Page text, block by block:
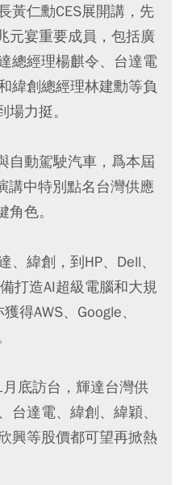
黃仁勳CES展開講，先
元宴重要成員，包括廣
總經理楊麒令、台達電
緯創總經理林建勳等負
力挺。
自動駕駛汽車，爲本屆
講中特別點名台灣供應
色。
緯創，到HP、Dell、
打造AI超級電腦和大規
得AWS、Google、
底訪台，輝達台灣供
台達電、緯創、緯穎、
興等股價都可望再掀熱